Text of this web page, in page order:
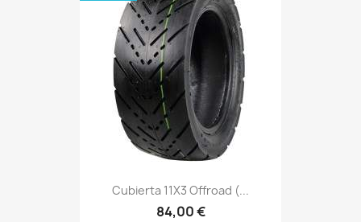
Cubierta 11X3 Offroad (...
84,00 €